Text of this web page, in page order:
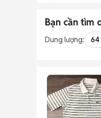
Bạn cần tìm
Dung lượng: 64